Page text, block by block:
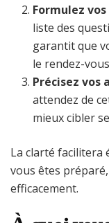
Formulez
liste des
garantit que
le rendez-
Précisez vos
attendez de
mieux cibler
La clarté facilitera
vous êtes
efficacement.